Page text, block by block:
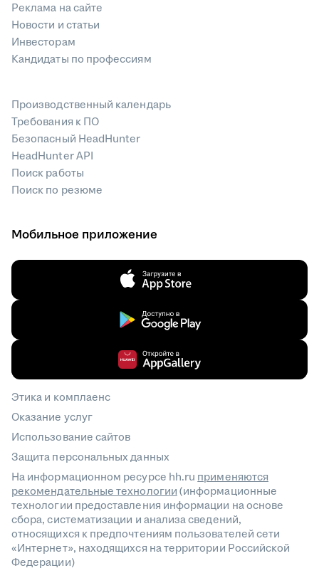
Реклама на сайте
Новости и статьи
Инвесторам
Кандидаты по профессиям
Производственный календарь
Требования к ПО
Безопасный HeadHunter
HeadHunter API
Поиск работы
Поиск по резюме
Мобильное приложение
Этика и комплаенс
Оказание услуг
Использование сайтов
Защита персональных данных
На информационном ресурсе hh.ru применяются
рекомендательные технологии(информационные
технологии предоставления информации на основе
сбора, систематизации и анализа сведений,
относящихся к предпочтениям пользователей сети
«Интернет», находящихся на территории Российской
Федерации)